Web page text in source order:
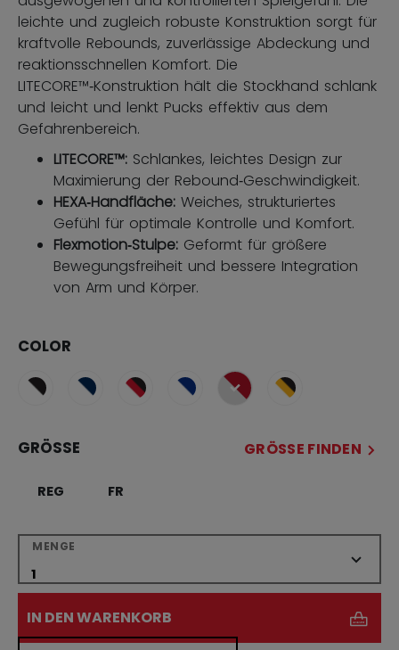
leichte und zugleich robuste Konstruktion sorgt für
kraftvolle Rebounds, zuverlässige Abdeckung und
reaktionsschnellen Komfort. Die
LITECORE™‑Konstruktion hält die Stockhand schlank
und leicht und lenkt Pucks effektiv aus dem
Gefahrenbereich.
LITECORE™: Schlankes, leichtes Design zur
Maximierung der Rebound‑Geschwindigkeit.
HEXA‑Handfläche: Weiches, strukturiertes
Gefühl für optimale Kontrolle und Komfort.
Flexmotion‑Stulpe: Geformt für größere
Bewegungsfreiheit und bessere Integration
von Arm und Körper.
COLOR
ausgewählt
GRÖSSE GRÖSSE FINDEN
REG FR
MENGE
IN DEN WARENKORB